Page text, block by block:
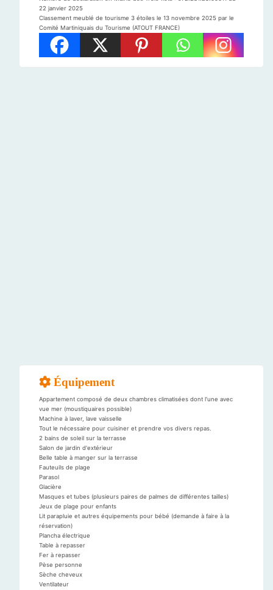
22 janvier 2025
Classement meublé de tourisme 3 étoiles le 13 novembre 2025 par le
Comité Martiniquais du Tourisme (ATOUT FRANCE)
Équipement
Appartement composé de deux chambres climatisées dont l'une avec
vue mer (moustiquaires possible)
Machine à laver, lave vaisselle
Tout le nécessaire pour cuisiner et prendre vos divers repas.
2 bains de soleil sur la terrasse
Salon de jardin d'extérieur
Belle table à manger sur la terrasse
Fauteuils de plage
Parasol
Glacière
Masques et tubes (plusieurs paires de palmes de différentes tailles)
Jeux de plage pour enfants
Lit parapluie et autres équipements pour bébé (demande à faire à la
réservation)
Plancha électrique
Table à repasser
Fer à repasser
Pèse personne
Sèche cheveux
Ventilateur